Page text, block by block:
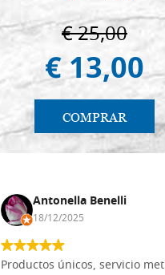
€ 25,00
€ 13,00
COMPRAR
Antonella Benelli
18/12/2025
Productos únicos, servicio